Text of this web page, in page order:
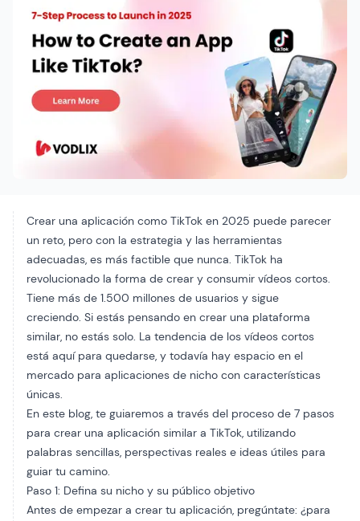
Crear una aplicación como TikTok en 2025 puede parecer
un reto, pero con la estrategia y las herramientas
adecuadas, es más factible que nunca. TikTok ha
revolucionado la forma de crear y consumir vídeos cortos.
Tiene más de 1.500 millones de usuarios y sigue
creciendo. Si estás pensando en crear una plataforma
similar, no estás solo. La tendencia de los vídeos cortos
está aquí para quedarse, y todavía hay espacio en el
mercado para aplicaciones de nicho con características
únicas.
En este blog, te guiaremos a través del proceso de 7 pasos
para crear una aplicación similar a TikTok, utilizando
palabras sencillas, perspectivas reales e ideas útiles para
guiar tu camino.
Paso 1: Defina su nicho y su público objetivo
Antes de empezar a crear tu aplicación, pregúntate: ¿para